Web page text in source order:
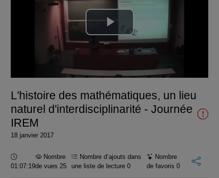
Lire
la
vidéo
L'histoire des mathématiques, un lieu
naturel d'interdisciplinarité - Journée
IREM
18 janvier 2017
Durée :
01:07:19
Nombre
de vues 25
Nombre d’ajouts dans
une liste de lecture0
Nombre
de favoris 0